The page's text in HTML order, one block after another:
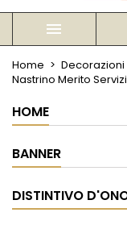

Home
Nastrino Merito
HOME
BANNER
DISTINTIVO